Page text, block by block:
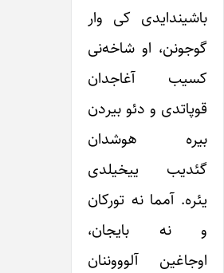
باشیندایدی کی ‌وار
گوجونن، او شاخه‌نی
کسیب آغاجدان
قوپاتدی و دئو بیردن
بیره هوشدان
گئدیب ییخیلدی
یئره. آمما نه تورکان
و نه بایجان،
‌اوجاغین ‌آلوووننان